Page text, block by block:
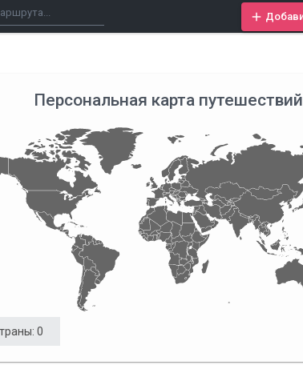
Персональная карта путешествий
0